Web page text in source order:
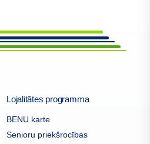
Lojalitātes programma
BENU karte
Senioru priekšrocības